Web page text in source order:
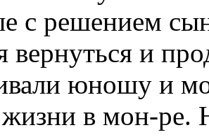
с решением
вернуться и
юношу и
в мон-ре.